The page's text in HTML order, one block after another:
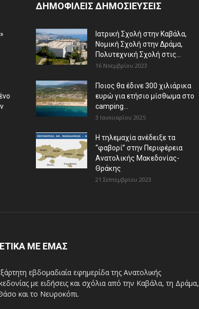
ΔΗΜΟΦΙΛΕΙΣ ΔΗΜΟΣΙΕΥΣΕΙΣ
Ιατρική Σχολή στην Καβάλα,
Νομική Σχολή στην Δράμα,
Πολυτεχνική Σχολή στις...
16 Νοεμβρίου 2023
Ποιος θα έδινε 300 χιλιάρικα
ευρώ για ετήσιο μίσθωμα στο
camping...
3 Ιανουαρίου 2025
Η τηλεμαχία ανέδειξε τα
“φαβορί” στην Περιφέρεια
Ανατολικής Μακεδονίας-
Θράκης
21 Σεπτεμβρίου 2023
ΜΕ ΕΜΑΣ
εβδομαδιαία εφημερίδα της Ανατολικής
με ειδήσεις και σχόλια από την Καβάλα, τη Δράμα,
και το Νευροκόπι.